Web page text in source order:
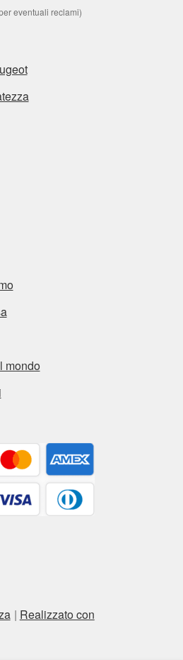
eventuali reclami)
mondo
Realizzato con